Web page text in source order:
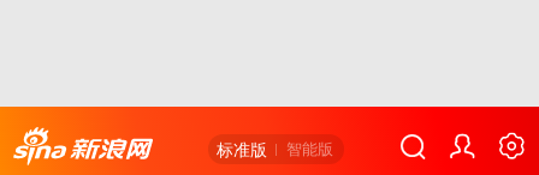
标准版 智能版